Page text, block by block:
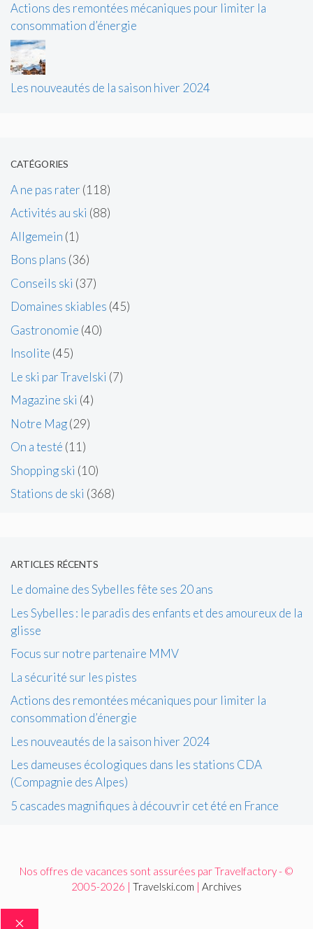
Actions des remontées mécaniques pour limiter la
consommation d’énergie
Les nouveautés de la saison hiver 2024
CATÉGORIES
A ne pas rater (118)
Activités au ski (88)
Allgemein (1)
Bons plans (36)
Conseils ski (37)
Domaines skiables (45)
Gastronomie (40)
Insolite (45)
Le ski par Travelski (7)
Magazine ski (4)
Notre Mag(29)
On a testé (11)
Shopping ski (10)
Stations de ski (368)
ARTICLES RÉCENTS
Le domaine des Sybelles fête ses 20 ans
Les Sybelles : le paradis des enfants et des amoureux de la
glisse
Focus sur notre partenaire MMV
La sécurité sur les pistes
Actions des remontées mécaniques pour limiter la
consommation d’énergie
Les nouveautés de la saison hiver 2024
Les dameuses écologiques dans les stations CDA
(Compagnie des Alpes)
5 cascades magnifiques à découvrir cet été en France
Nos offres de vacances sont assurées par Travelfactory - ©
2005-2026 | Travelski.com | Archives